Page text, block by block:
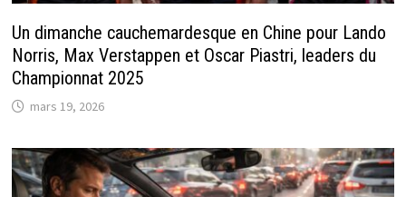
Un dimanche cauchemardesque en Chine pour Lando
Norris, Max Verstappen et Oscar Piastri, leaders du
Championnat 2025
mars 19, 2026